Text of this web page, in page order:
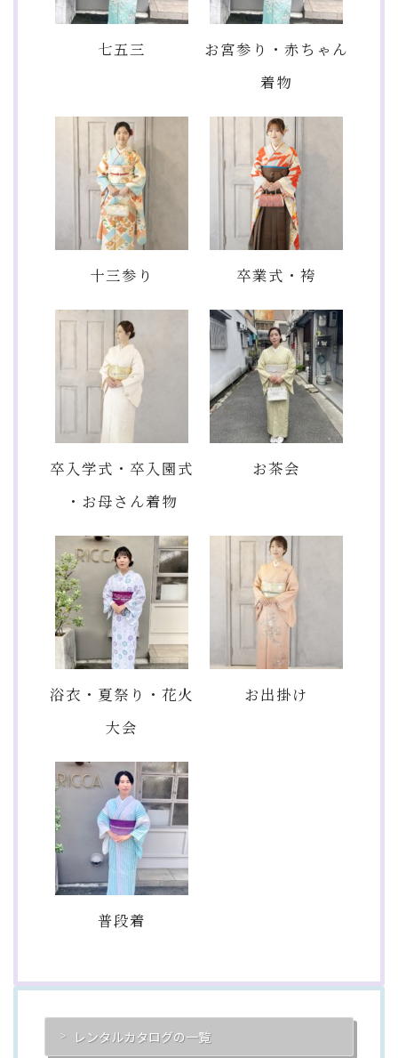
七五三
お宮参り・赤ちゃん
着物
十三参り 卒業式・袴
卒入学式・卒入園式
・お母さん着物
お茶会
浴衣・夏祭り・花火
大会
お出掛け
普段着
レンタルカタログの一覧